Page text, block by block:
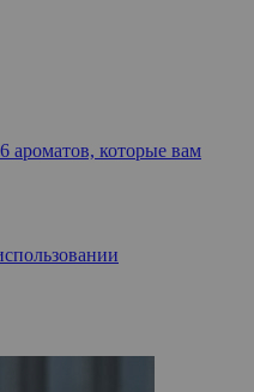
ароматов, которые вам